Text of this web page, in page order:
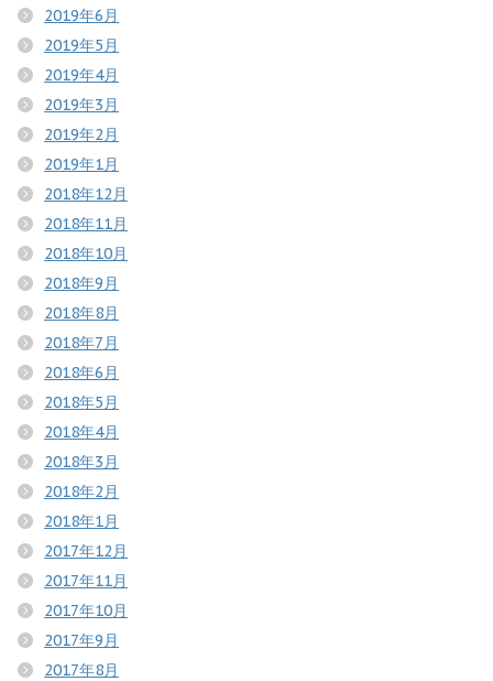
2019年6月
2019年5月
2019年4月
2019年3月
2019年2月
2019年1月
2018年12月
2018年11月
2018年10月
2018年9月
2018年8月
2018年7月
2018年6月
2018年5月
2018年4月
2018年3月
2018年2月
2018年1月
2017年12月
2017年11月
2017年10月
2017年9月
2017年8月